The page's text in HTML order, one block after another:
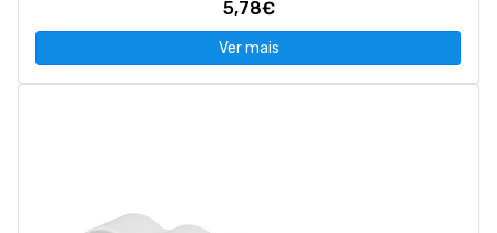
5,78€
Ver mais